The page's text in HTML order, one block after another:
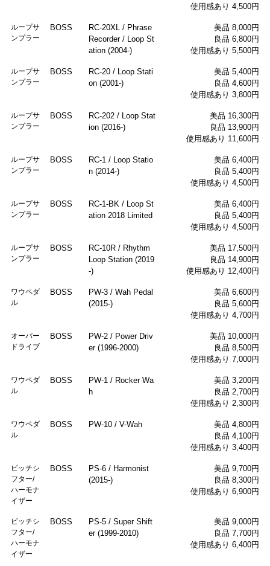
使用感あり 4,500円
ループサ
ンプラー
BOSS
RC-20XL / Phrase
Recorder / Loop St
ation (2004-)
美品 8,000円
良品 6,800円
使用感あり 5,500円
ループサ
ンプラー
BOSS
RC-20 / Loop Stati
on (2001-)
美品 5,400円
良品 4,600円
使用感あり 3,800円
ループサ
ンプラー
BOSS
RC-202 / Loop Stat
ion (2016-)
美品 16,300円
良品 13,900円
使用感あり 11,600円
ループサ
ンプラー
BOSS
RC-1 / Loop Statio
n (2014-)
美品 6,400円
良品 5,400円
使用感あり 4,500円
ループサ
ンプラー
BOSS
RC-1-BK / Loop St
ation 2018 Limited
美品 6,400円
良品 5,400円
使用感あり 4,500円
ループサ
ンプラー
BOSS
RC-10R / Rhythm
Loop Station (2019
-)
美品 17,500円
良品 14,900円
使用感あり 12,400円
ワウペダ
ル
BOSS
PW-3 / Wah Pedal
(2015-)
美品 6,600円
良品 5,600円
使用感あり 4,700円
オーバー
ドライブ
BOSS
PW-2 / Power Driv
er (1996-2000)
美品 10,000円
良品 8,500円
使用感あり 7,000円
ワウペダ
ル
BOSS
PW-1 / Rocker Wa
h
美品 3,200円
良品 2,700円
使用感あり 2,300円
ワウペダ
ル
BOSS PW-10 / V-Wah
美品 4,800円
良品 4,100円
使用感あり 3,400円
ピッチシ
フター/
ハーモナ
イザー
BOSS
PS-6 / Harmonist
(2015-)
美品 9,700円
良品 8,300円
使用感あり 6,900円
ピッチシ
フター/
ハーモナ
イザー
BOSS
PS-5 / Super Shift
er (1999-2010)
美品 9,000円
良品 7,700円
使用感あり 6,400円